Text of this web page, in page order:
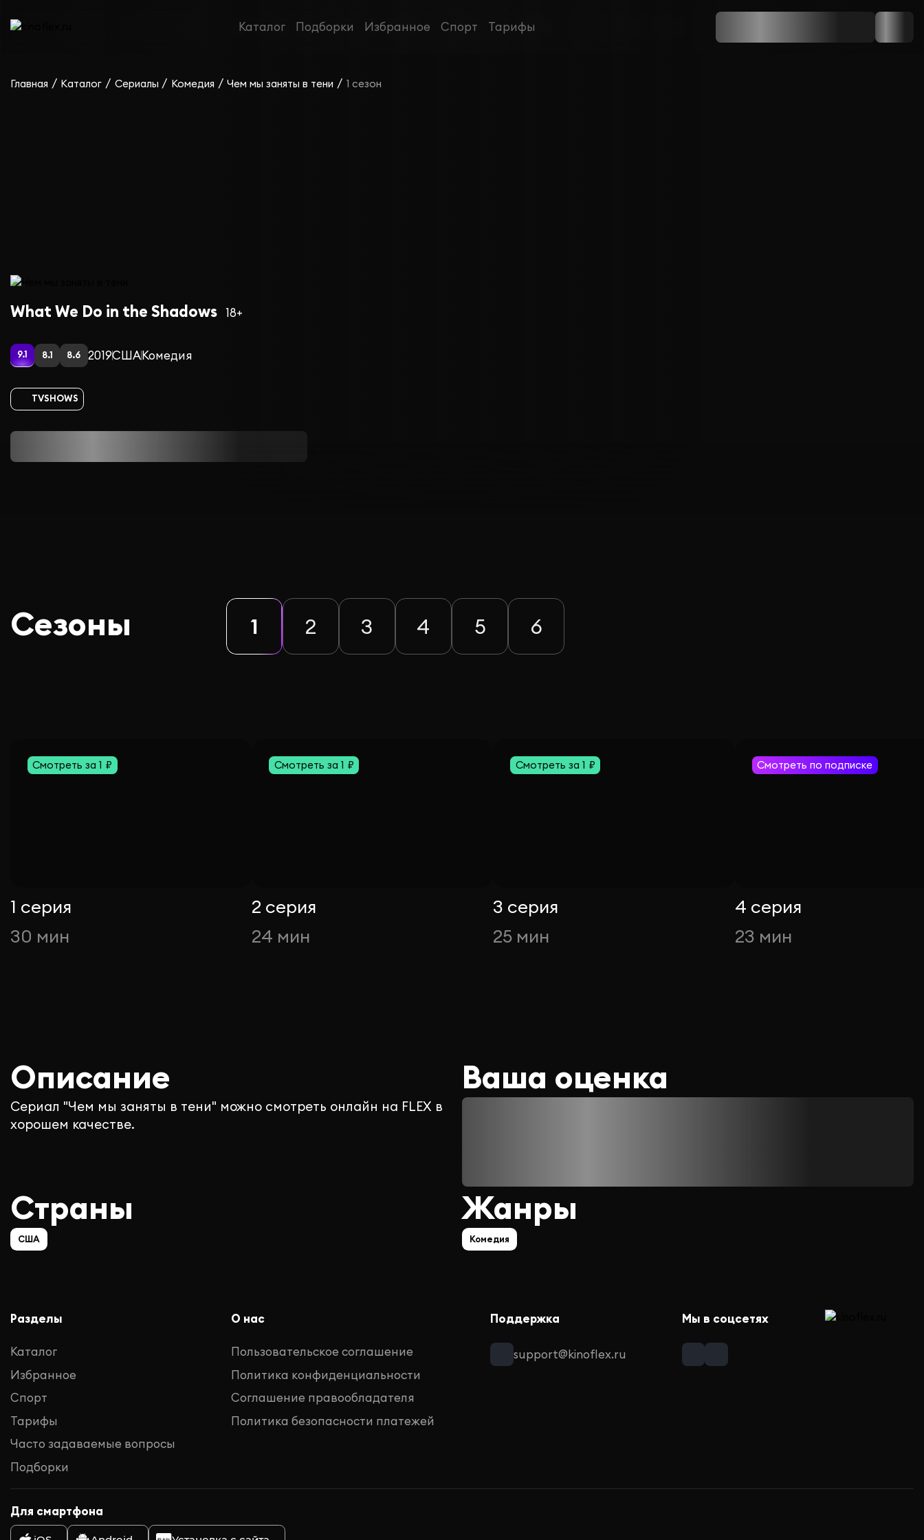
Каталог Подборки Избранное Спорт Тарифы
Главная / Каталог / Сериалы / Комедия / Чем мы заняты в тени / 1 сезон
What We Do in the Shadows 18+
9.1 8.1 8.6 2019СШАКомедия
TVSHOWS
Сезоны 1 2 3 4 5 6
Смотреть за 1 ₽
1 серия
30 мин
Смотреть за 1 ₽
2 серия
24 мин
Смотреть за 1 ₽
3 серия
25 мин
Смотреть по подписке
4 серия
23 мин
Описание
Сериал "Чем мы заняты в тени" можно смотреть онлайн на FLEX в
хорошем качестве.
Ваша оценка
Страны
США
Жанры
Комедия
Разделы
Каталог
Избранное
Спорт
Тарифы
Часто задаваемые вопросы
Подборки
О нас
Пользовательское соглашение
Политика конфиденциальности
Соглашение правообладателя
Политика безопасности платежей
Поддержка
support@kinoflex.ru
Мы в соцсетях
Для смартфона